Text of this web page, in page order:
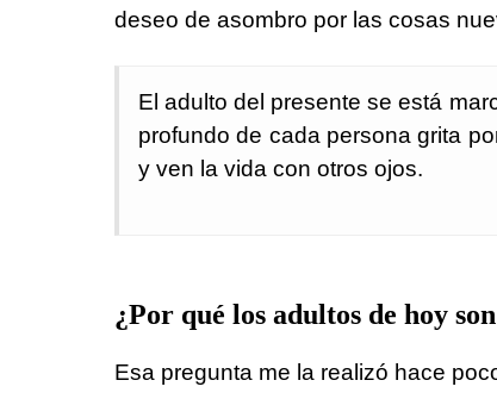
deseo de asombro por las cosas
El adulto del presente se está
profundo de cada persona grita
y ven la vida con otros ojos.
¿Por qué los adultos de hoy
Esa pregunta me la realizó hace